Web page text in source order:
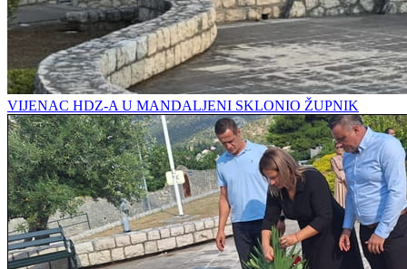
VIJENAC HDZ-A U MANDALJENI SKLONIO ŽUPNIK